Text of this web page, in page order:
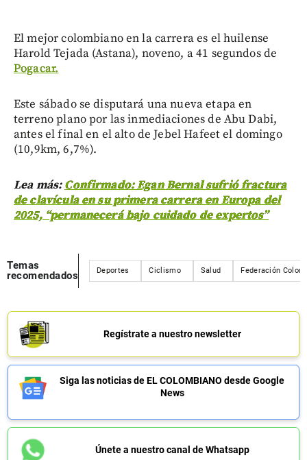
El mejor colombiano en la carrera es el huilense
Harold Tejada (Astana), noveno, a 41 segundos de
Pogacar.
Este sábado se disputará una nueva etapa en
terreno plano por las inmediaciones de Abu Dabi,
antes el final en el alto de Jebel Hafeet el domingo
(10,9km, 6,7%).
Lea más:Confirmado: Egan Bernal sufrió fractura
de clavícula en su primera carrera en Europa del
2025, “permanecerá bajo cuidado de expertos”
Temas
recomendados
Deportes Ciclismo Salud Federación
Regístrate a nuestro newsletter
Siga las noticias de EL COLOMBIANO desde Google
News
Únete a nuestro canal de Whatsapp